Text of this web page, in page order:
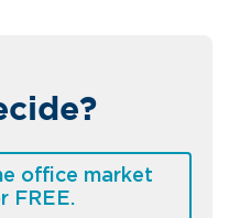
office market
FREE.